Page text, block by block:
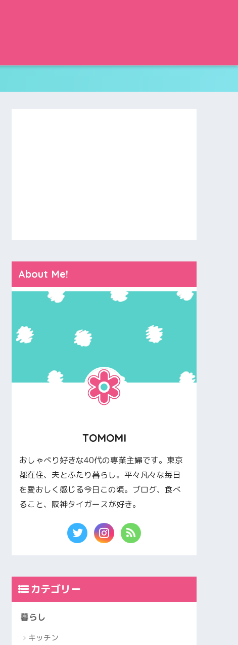
About Me!
TOMOMI
おしゃべり好きな40代の専業主婦です。東京
都在住、夫とふたり暮らし。平々凡々な毎日
を愛おしく感じる今日この頃。ブログ、食べ
ること、阪神タイガースが好き。
カテゴリー
暮らし
キッチン